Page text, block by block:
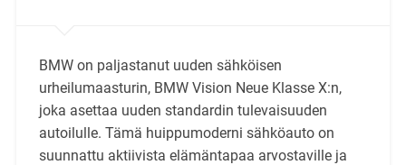
BMW on paljastanut uuden sähköisen
urheilumaasturin, BMW Vision Neue Klasse X:n,
joka asettaa uuden standardin tulevaisuuden
autoilulle. Tämä huippumoderni sähköauto on
suunnattu aktiivista elämäntapaa arvostaville ja